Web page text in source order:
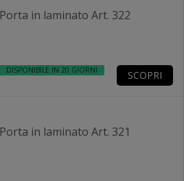
Porta in laminato Art. 322
DISPONIBILE IN 20 GIORNI SCOPRI
Porta in laminato Art. 321